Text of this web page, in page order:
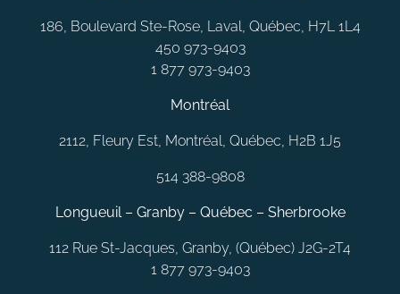
186, Boulevard Ste-Rose, Laval, Québec, H7L 1L4
450 973-9403
1 877 973-9403
Montréal
2112, Fleury Est, Montréal, Québec, H2B 1J5
514 388-9808
Longueuil – Granby – Québec – Sherbrooke
112 Rue St-Jacques, Granby, (Québec) J2G-2T4
1 877 973-9403